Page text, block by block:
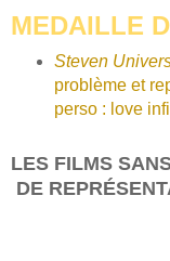
MEDAILLE
Steven
problème et
perso : love
LES FILMS
DE